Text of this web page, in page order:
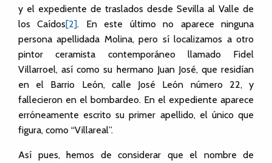
y el expediente de traslados desde Sevilla al Valle de
los Caídos[2]. En este último no aparece ninguna
persona apellidada Molina, pero sí localizamos a otro
pintor ceramista contemporáneo llamado Fidel
Villarroel, así como su hermano Juan José, que residían
en el Barrio León, calle José León número 22, y
fallecieron en el bombardeo. En el expediente aparece
erróneamente escrito su primer apellido, el único que
figura, como “Villareal”.
Así pues, hemos de considerar que el nombre de